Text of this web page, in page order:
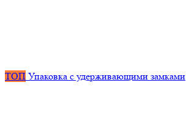
ТОП Упаковка с удерживающими замками